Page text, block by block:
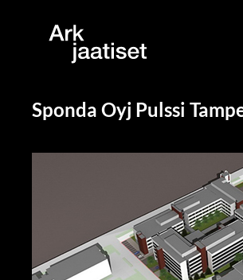
Sponda Oyj Pulssi